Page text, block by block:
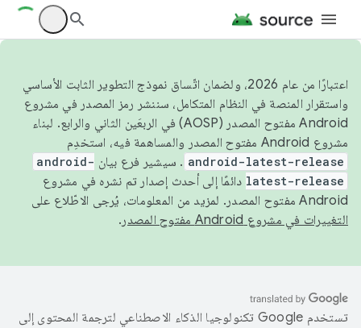
اعتبارًا من عام 2026، ولضمان اتّساق نموذج التطوير الثابت الأساسي
واستقرار المنصة في النظام المتكامل، سننشر رمز المصدر في مشروع
Android مفتوح المصدر (AOSP) في الربعَين الثاني والرابع. لبناء
مشروع Android مفتوح المصدر والمساهمة فيه، استخدِم
android-latest-release . سيشير فرع بيان android-
latest-release دائمًا إلى أحدث إصدار تم نشره في مشروع
Android مفتوح المصدر. لمزيد من المعلومات، يُرجى الاطّلاع على
التغييرات في مشروع Android مفتوح المصدر
.
تستخدم Google تكنولوجيا الذكاء الاصطناعي لترجمة المحتوى إلى